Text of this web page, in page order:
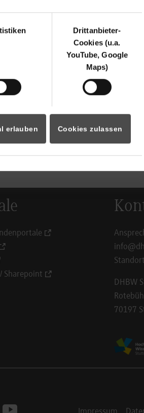
Drittanbieter-
Cookies (u.a.
YouTube, Google
Maps)
erlauben Cookies zulassen
Sharepoint
DHBW
70197
youtube